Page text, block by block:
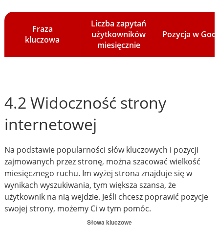
Fraza
kluczowa
Liczba zapytań
użytkowników
miesięcznie
Pozycja w
4.2 Widoczność strony
internetowej
Na podstawie popularności słów kluczowych i pozycji
zajmowanych przez stronę, można szacować wielkość
miesięcznego ruchu. Im wyżej strona znajduje się w
wynikach wyszukiwania, tym większa szansa, że
użytkownik na nią wejdzie. Jeśli chcesz poprawić pozycje
swojej strony, możemy Ci w tym pomóc.